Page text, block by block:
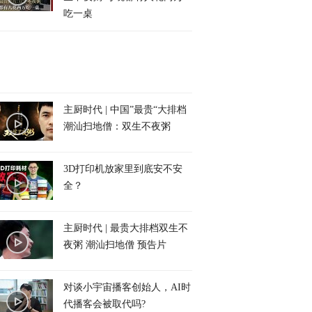
吃一桌
主厨时代 | 中国”最贵“大排档
潮汕扫地僧：双生不夜粥
3D打印机放家里到底安不安
全？
主厨时代 | 最贵大排档双生不
夜粥 潮汕扫地僧 预告片
对谈小宇宙播客创始人，AI时
代播客会被取代吗?